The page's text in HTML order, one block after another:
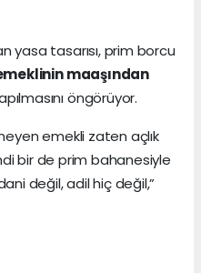
yasa tasarısı, prim borcu
maaşından
öngörüyor.
emekli zaten açlık
bir de prim bahanesiyle
değil, adil hiç değil,”